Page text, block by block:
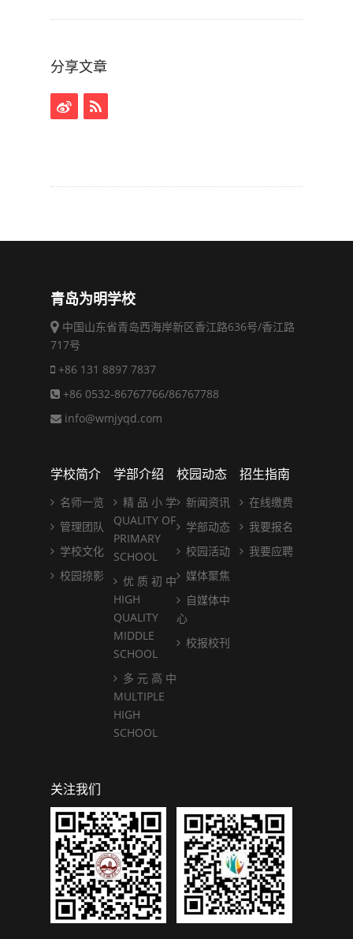
分享文章
青岛为明学校
中国山东省青岛西海岸新区香江路636号/香江路
717号
+86 131 8897 7837
+86 0532-86767766/86767788
info@wmjyqd.com
学校简介
名师一览
管理团队
学校文化
校园掠影
学部介绍
精 品 小 学
QUALITY OF
PRIMARY
SCHOOL
优 质 初 中
HIGH
QUALITY
MIDDLE
SCHOOL
多 元 高 中
MULTIPLE
HIGH
SCHOOL
校园动态
新闻资讯
学部动态
校园活动
媒体聚焦
自媒体中
心
校报校刊
招生指南
在线缴费
我要报名
我要应聘
关注我们